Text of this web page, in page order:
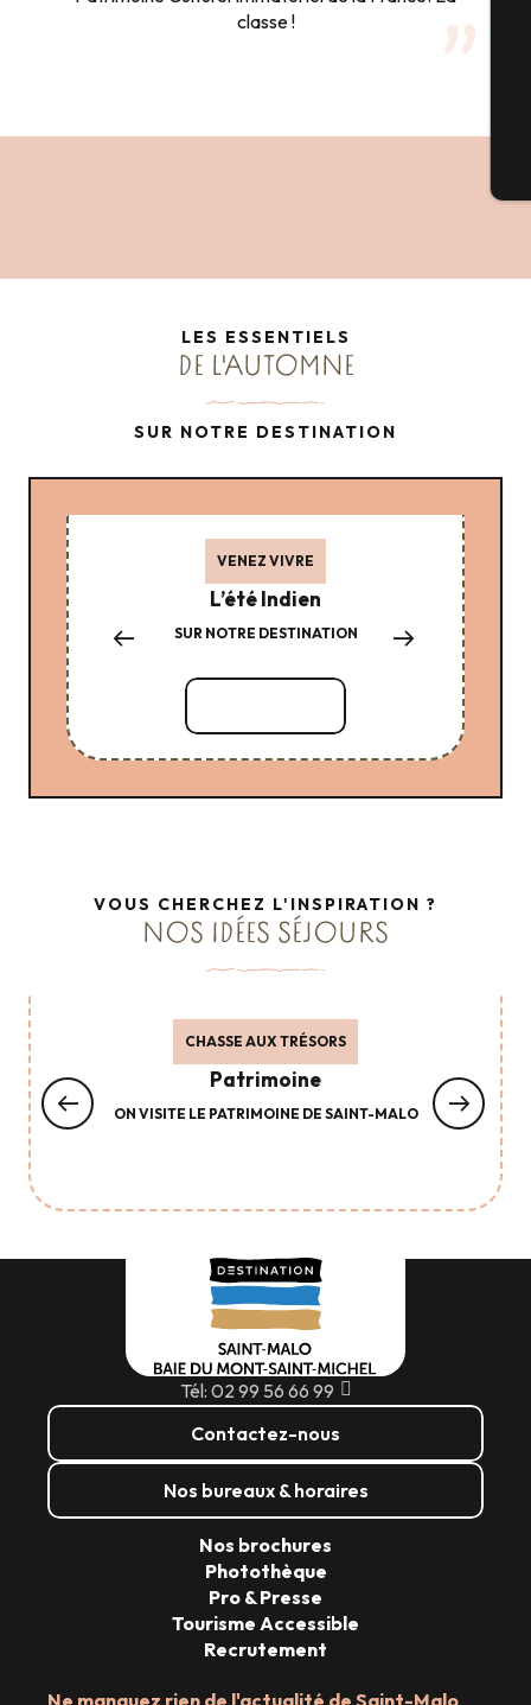
classe !
LES ESSENTIELS
DE L'AUTOMNE
SUR NOTRE DESTINATION
VENEZ VIVRE
L’été Indien
SUR NOTRE DESTINATION
VOUS CHERCHEZ L'INSPIRATION ?
NOS IDÉES SÉJOURS
CHASSE AUX TRÉSORS
Patrimoine
ON VISITE LE PATRIMOINE DE SAINT-MALO
Tél: 02 99 56 66 99
Contactez-nous
Nos bureaux & horaires
Nos brochures
Photothèque
Pro & Presse
Tourisme Accessible
Recrutement